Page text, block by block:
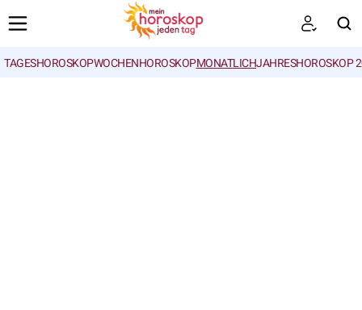
TAGESHOROSKOPWOCHENHOROSKOPMONATLICHJAHRESHOROSKOP